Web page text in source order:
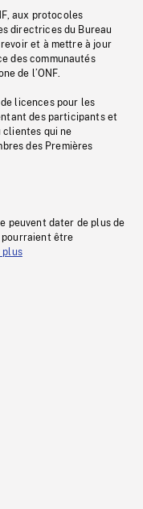
aux protocoles
directrices du Bureau
et à mettre à jour
des communautés
de l’ONF.
licences pour les
des participants et
qui ne
des Premières
peuvent dater de plus de
pourraient être
plus